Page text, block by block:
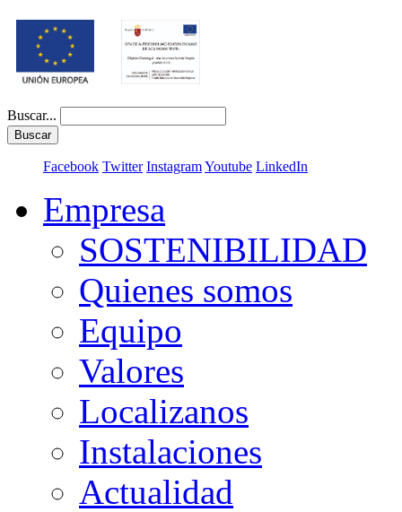
Buscar...
Buscar
Facebook Twitter InstagramYoutube LinkedIn
Empresa
SOSTENIBILIDAD
Quienes somos
Equipo
Valores
Localizanos
Instalaciones
Actualidad